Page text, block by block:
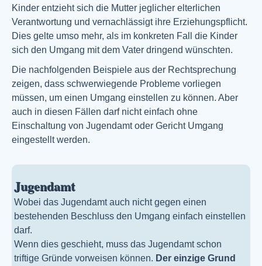
Kinder entzieht sich die Mutter jeglicher elterlichen
Verantwortung und vernachlässigt ihre Erziehungspflicht.
Dies gelte umso mehr, als im konkreten Fall die Kinder
sich den Umgang mit dem Vater dringend wünschten.
Die nachfolgenden Beispiele aus der Rechtsprechung
zeigen, dass schwerwiegende Probleme vorliegen
müssen, um einen Umgang einstellen zu können. Aber
auch in diesen Fällen darf nicht einfach ohne
Einschaltung von Jugendamt oder Gericht Umgang
eingestellt werden.
Jugendamt
Wobei das Jugendamt auch nicht gegen einen
bestehenden Beschluss den Umgang einfach einstellen
darf.
Wenn dies geschieht, muss das Jugendamt schon
triftige Gründe vorweisen können. Der einzige Grund